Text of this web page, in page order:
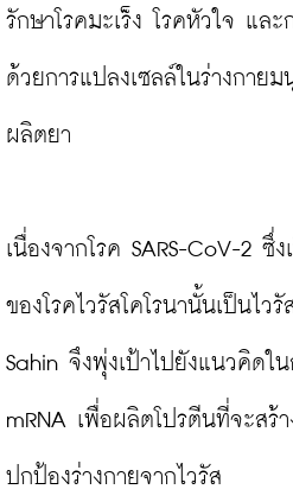
รักษาโรคมะเร็ง โรคหัวใจ และ
ด้วยการแปลงเซลล์ในร่างกายม
ผลิตยา
เนื่องจากโรค SARS-CoV-2 ซึ่
ของโรคไวรัสโคโรนานั้นเป็นไ
Sahin จึงพุ่งเป้าไปยังแนวคิดใ
mRNA เพื่อผลิตโปรตีนที่จะสร้
ปกป้องร่างกายจากไวรัส